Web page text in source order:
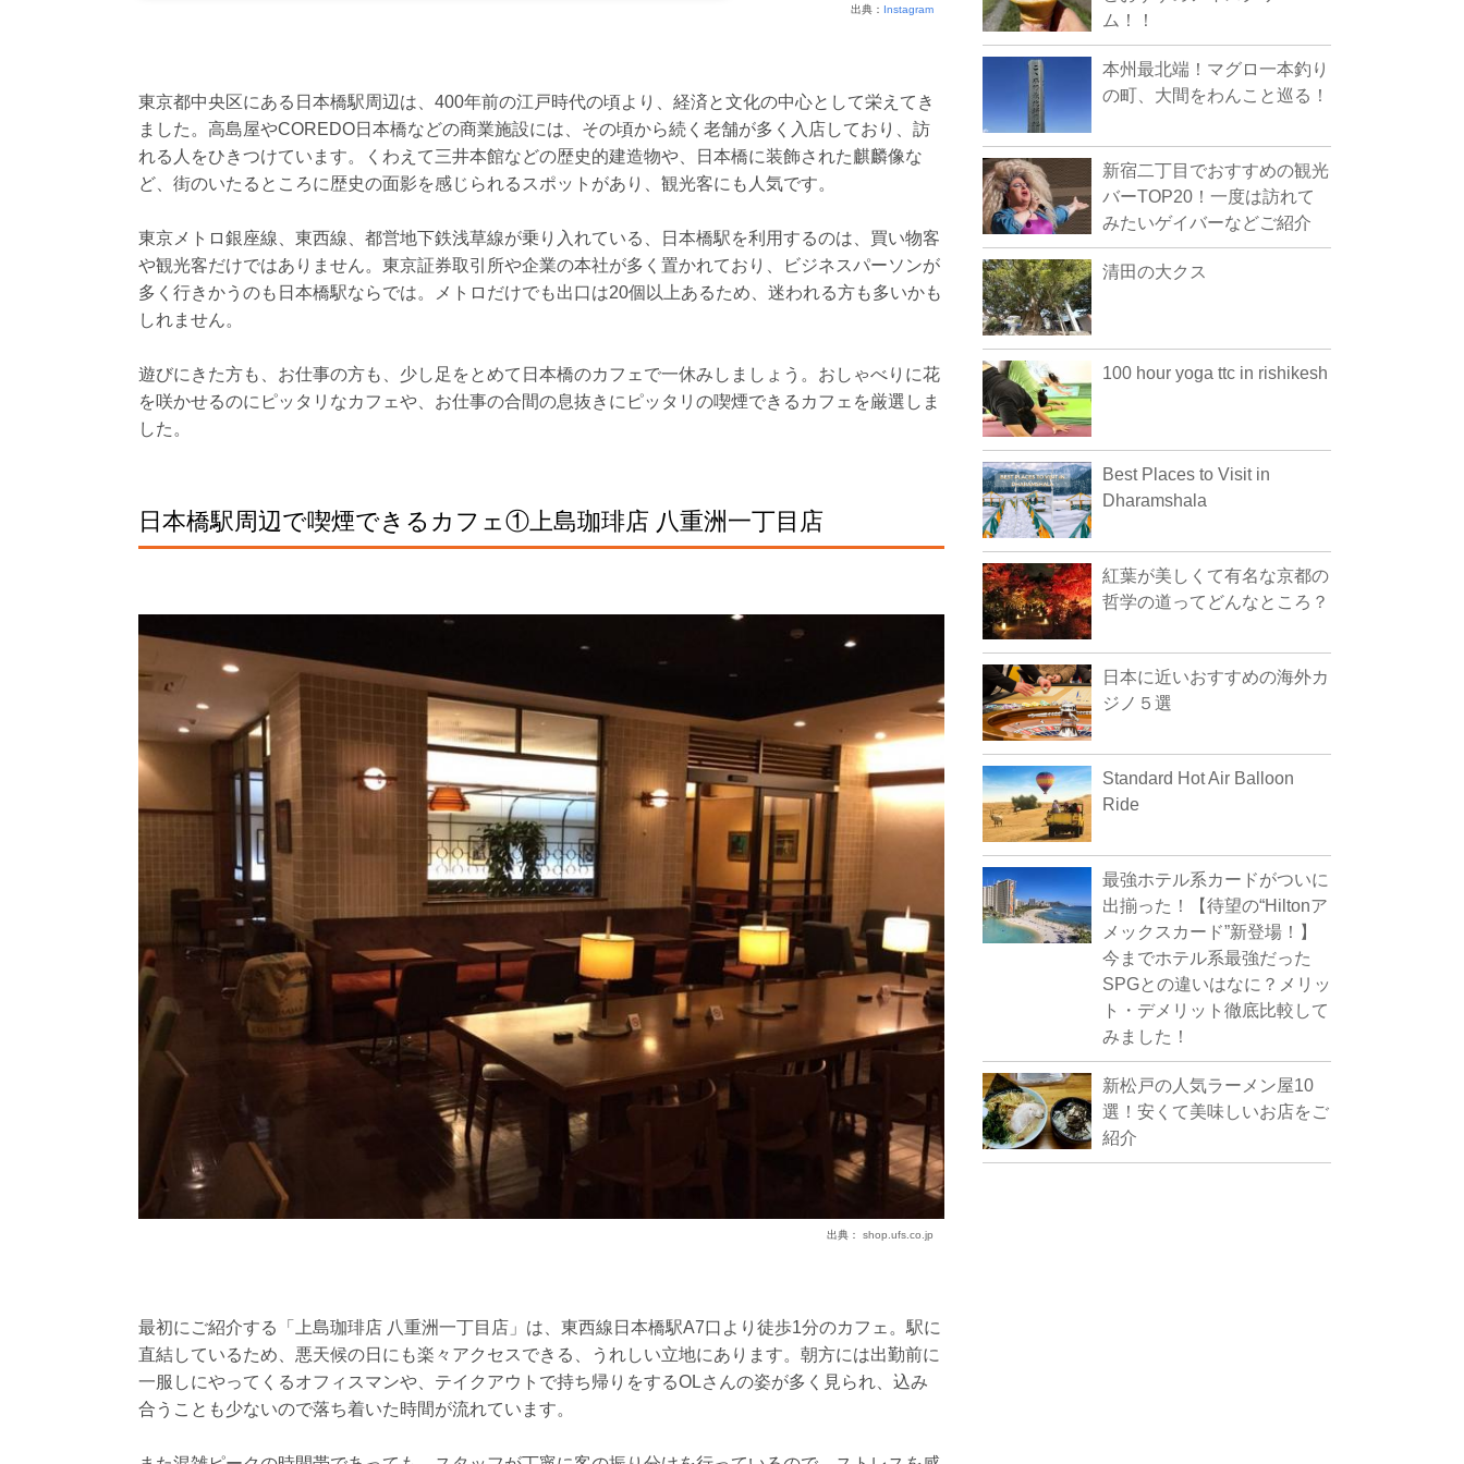
出典： Instagram
東京都中央区にある日本橋駅周辺は、400年前の江戸時代の頃より、経済と文化の中心として栄えてき
ました。高島屋やCOREDO日本橋などの商業施設には、その頃から続く老舗が多く入店しており、訪
れる人をひきつけています。くわえて三井本館などの歴史的建造物や、日本橋に装飾された麒麟像な
ど、街のいたるところに歴史の面影を感じられるスポットがあり、観光客にも人気です。
東京メトロ銀座線、東西線、都営地下鉄浅草線が乗り入れている、日本橋駅を利用するのは、買い物客
や観光客だけではありません。東京証券取引所や企業の本社が多く置かれており、ビジネスパーソンが
多く行きかうのも日本橋駅ならでは。メトロだけでも出口は20個以上あるため、迷われる方も多いかも
しれません。
遊びにきた方も、お仕事の方も、少し足をとめて日本橋のカフェで一休みしましょう。おしゃべりに花
を咲かせるのにピッタリなカフェや、お仕事の合間の息抜きにピッタリの喫煙できるカフェを厳選しま
した。
日本橋駅周辺で喫煙できるカフェ①上島珈琲店 八重洲一丁目店
出典： shop.ufs.co.jp
最初にご紹介する「上島珈琲店 八重洲一丁目店」は、東西線日本橋駅A7口より徒歩1分のカフェ。駅に
直結しているため、悪天候の日にも楽々アクセスできる、うれしい立地にあります。朝方には出勤前に
一服しにやってくるオフィスマンや、テイクアウトで持ち帰りをするOLさんの姿が多く見られ、込み
合うことも少ないので落ち着いた時間が流れています。
ム！！
本州最北端！マグロ一本釣り
の町、大間をわんこと巡る！
新宿二丁目でおすすめの観光
バーTOP20！一度は訪れて
みたいゲイバーなどご紹介
清田の大クス
100 hour yoga ttc in rishikesh
Best Places to Visit in
Dharamshala
紅葉が美しくて有名な京都の
哲学の道ってどんなところ？
日本に近いおすすめの海外カ
ジノ５選
Standard Hot Air Balloon
Ride
最強ホテル系カードがついに
出揃った！【待望の“Hiltonア
メックスカード”新登場！】
今までホテル系最強だった
SPGとの違いはなに？メリッ
ト・デメリット徹底比較して
みました！
新松戸の人気ラーメン屋10
選！安くて美味しいお店をご
紹介